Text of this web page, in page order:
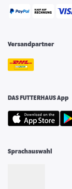
Versandpartner
DAS FUTTERHAUS App
Sprachauswahl